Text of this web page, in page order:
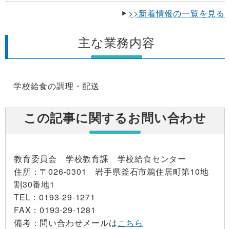
>>新着情報の一覧を見る
主な業務内容
学校給食の調理・配送
この記事に関するお問い合わせ
教育委員会 学校教育課 学校給食センター
住所 ：〒026-0301 岩手県釜石市鵜住居町第10地
割30番地1
TEL ：0193-29-1271
FAX ：0193-29-1281
備考 ：問い合わせメールはこちら